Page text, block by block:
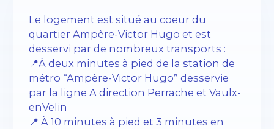
Le logement est situé au coeur du
quartier Ampère-Victor Hugo et est
desservi par de nombreux transports :
📍À deux minutes à pied de la station de
métro “Ampère-Victor Hugo” desservie
par la ligne A direction Perrache et Vaulx-
enVelin
📍 À 10 minutes à pied et 3 minutes en